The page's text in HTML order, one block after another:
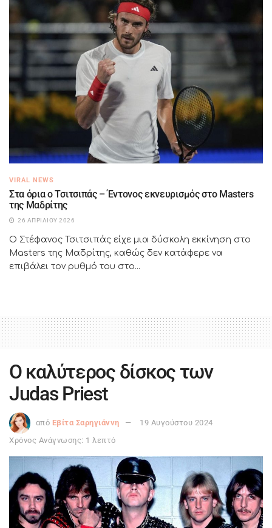
VIRAL NEWS
Στα όρια ο Τσιτσιπάς – Έντονος εκνευρισμός στο Masters
της Μαδρίτης
26 ΑΠΡΙΛΊΟΥ 2026
Ο Στέφανος Τσιτσιπάς είχε μια δύσκολη εκκίνηση στο
Masters της Μαδρίτης, καθώς δεν κατάφερε να
επιβάλει τον ρυθμό του στο...
Ο καλύτερος δίσκος των
Judas Priest
από Εβίτα Σαρηγιάννη
19 Αυγούστου 2024
Χρόνος Ανάγνωσης: 1 λεπτό